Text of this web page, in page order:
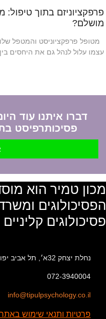
פרפקציוניזם בתוך טיפול:
מושלם?
מטופל פרפקציוניסט והמטפל
עצמו עלול לנהל גם את היחסים
דברו איתנו עוד
פסיכותרפיסט
מכון טמיר הוא
הפסיכולוגים
פסיכולוגים קליניים
נחלת יצחק 32א׳, תל אביב יפו, 6744824
072-3940004
info@tipulpsychology.co.il
פרטיות ותנאי שימוש באתר